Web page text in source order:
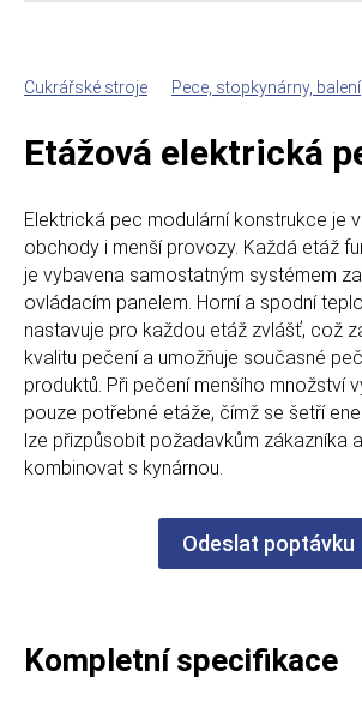
Cukrářské stroje Pece, stopkynárny, balení
Etážová elektrická
Elektrická pec modulární konstrukce je
obchody i menší provozy. Každá etáž
je vybavena samostatným systémem
ovládacím panelem. Horní a spodní
nastavuje pro každou etáž zvlášť, což
kvalitu pečení a umožňuje současné
produktů. Při pečení menšího množství
pouze potřebné etáže, čímž se šetří
lze přizpůsobit požadavkům zákazníka
kombinovat s kynárnou.
Odeslat poptávku
Kompletní specifikace